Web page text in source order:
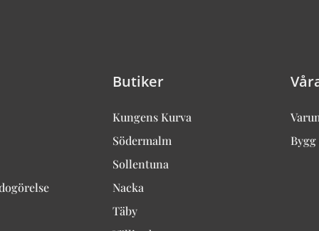
Butiker
Kungens Kurva
Södermalm
Sollentuna
Nacka
Täby